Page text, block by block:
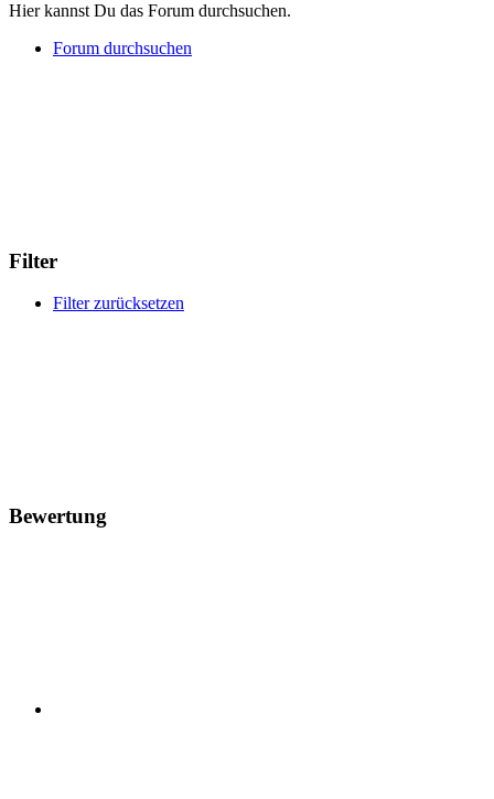
Hier kannst Du das Forum durchsuchen.
Forum durchsuchen
Filter
Filter zurücksetzen
Bewertung